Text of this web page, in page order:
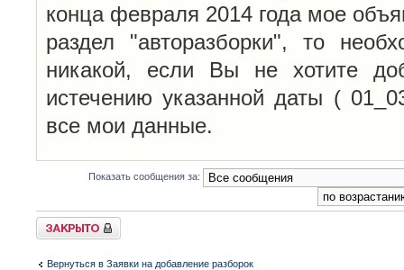
конца февраля 2014 года мое
раздел "авторазборки", то
никакой, если Вы не хотите
истечению указанной даты (
все мои данные.
Показать сообщения за:
Закрыто
Вернуться в Заявки на добавление разборок